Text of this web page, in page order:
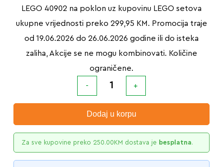
LEGO 40902 na poklon uz kupovinu LEGO setova
ukupne vrijednosti preko 299,95 KM. Promocija traje
od 19.06.2026 do 26.06.2026 godine ili do isteka
zaliha, Akcije se ne mogu kombinovati. Količine
ograničene.
Dodaj u korpu
Za sve kupovine preko 250.00KM dostava je besplatna.